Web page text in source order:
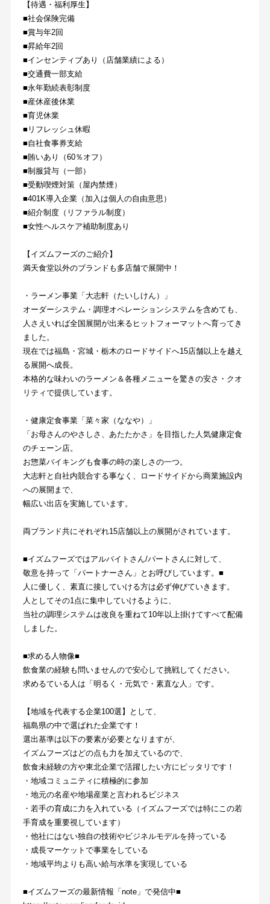
【待遇・福利厚生】
■社会保険完備
■賞与年2回
■昇給年2回
■インセンティブあり（店舗業績による）
■交通費一部支給
■永年勤続表彰制度
■産休産後休業
■育児休業
■リフレッシュ休暇
■自社食事券支給
■賄いあり（60％オフ）
■制服貸与（一部）
■受動喫煙対策（屋内禁煙）
■401K導入企業（加入は個人の自由意思）
■紹介制度（リファラル制度）
■女性ヘルスケア補助制度あり
【イズムフーズのご紹介】
満天食堂以外のブランドも多店舗で展開中！
・ラーメン事業「大志軒（たいしけん）」
オーダーシステム・調理オペレーションシステムを含めても、
人さえいれば全国展開が出来るヒットフォーマットへ育ってき
ました。
現在では福島・宮城・栃木のロードサイドへ15店舗以上を越え
る展開へ成長。
本格的な味わいのラーメン＆各種メニューを驚きの安さ・クオ
リティで提供しています。
・健康定食事業「菜々家（ななや）」
「お母さんのやさしさ、あたたかさ」を目指した人気健康定食
のチェーン店。
お惣菜バイキングも食事の時の楽しさの一つ。
大志軒と自社内競合する事なく、ロードサイドから商業施設内
への展開まで、
幅広い出店を実施しています。
両ブランド共にそれぞれ15店舗以上の展開がされています。
■イズムフーズではアルバイトさん/パートさんに対して、
敬意を持って「パートナーさん」とお呼びしています。■
人に優しく、素直に接していける方は必ず伸びていきます。
人としてその1点に集中していけるように、
当社の調理システムは改良を重ねて10年以上掛けてすべて配備
しました。
■求める人物像■
飲食業の経験も問いませんので安心して挑戦してください。
求めるている人は「明るく・元気で・素直な人」です。
【地域を代表する企業100選】として、
福島県の中で選ばれた企業です！
選出基準は以下の要素が必要となりますが、
イズムフーズはどの点も力を加えているので、
飲食未経験の方や東北企業で活躍したい方にピッタリです！
・地域コミュニティに積極的に参加
・地元の名産や地場産業と言われるビジネス
・若手の育成に力を入れている（イズムフーズでは特にこの若
手育成を重要視しています）
・他社にはない独自の技術やビジネルモデルを持っている
・成長マーケットで事業をしている
・地域平均よりも高い給与水準を実現している
■イズムフーズの最新情報「note」で発信中■